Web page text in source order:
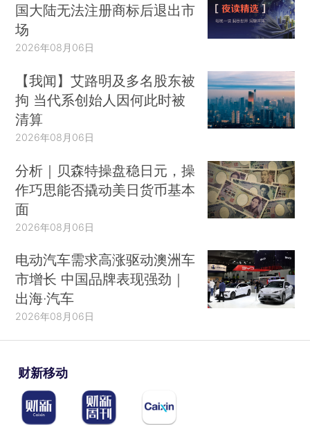
国大陆无法注册商标后退出市
场
2026年08月06日
【我闻】艾路明及多名股东被
拘 当代系创始人因何此时被
清算
2026年08月06日
分析｜贝森特操盘稳日元，操
作巧思能否撬动美日货币基本
面
2026年08月06日
电动汽车需求高涨驱动澳洲车
市增长 中国品牌表现强劲｜
出海·汽车
2026年08月06日
财新移动